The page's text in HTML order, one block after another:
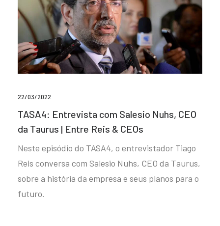
22/03/2022
TASA4: Entrevista com Salesio Nuhs, CEO
da Taurus | Entre Reis & CEOs
Neste episódio do TASA4, o entrevistador Tiago
Reis conversa com Salesio Nuhs, CEO da Taurus,
sobre a história da empresa e seus planos para o
futuro.